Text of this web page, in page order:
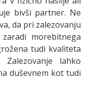
bivši partner. Ne
da pri zalezovanju
morebitnega
tudi kvaliteta
lahko
duševnem kot tudi